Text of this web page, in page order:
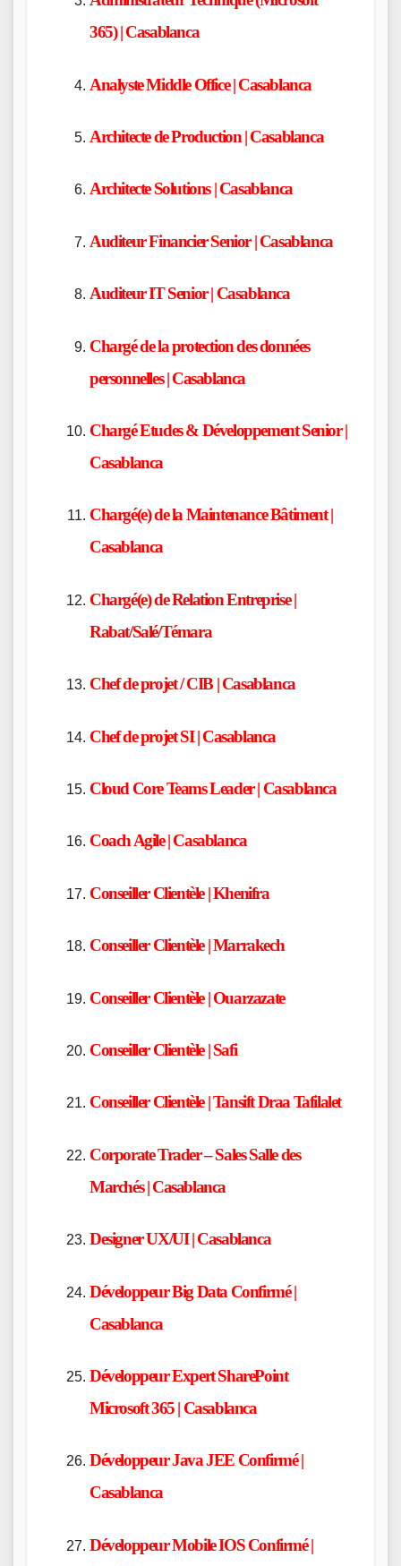
365) | Casablanca
Analyste Middle Office | Casablanca
Architecte de Production | Casablanca
Architecte Solutions | Casablanca
Auditeur Financier Senior | Casablanca
Auditeur IT Senior | Casablanca
Chargé de la protection des données
personnelles | Casablanca
Chargé Etudes & Développement Senior |
Casablanca
Chargé(e) de la Maintenance Bâtiment |
Casablanca
Chargé(e) de Relation Entreprise |
Rabat/Salé/Témara
Chef de projet / CIB | Casablanca
Chef de projet SI | Casablanca
Cloud Core Teams Leader | Casablanca
Coach Agile | Casablanca
Conseiller Clientèle | Khenifra
Conseiller Clientèle | Marrakech
Conseiller Clientèle | Ouarzazate
Conseiller Clientèle | Safi
Conseiller Clientèle | Tansift Draa Tafilalet
Corporate Trader – Sales Salle des
Marchés | Casablanca
Designer UX/UI | Casablanca
Développeur Big Data Confirmé |
Casablanca
Développeur Expert SharePoint
Microsoft 365 | Casablanca
Développeur Java JEE Confirmé |
Casablanca
Développeur Mobile IOS Confirmé |